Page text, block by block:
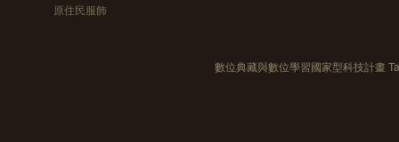
原住民服飾
數位典藏與數位學習國家型科技計畫